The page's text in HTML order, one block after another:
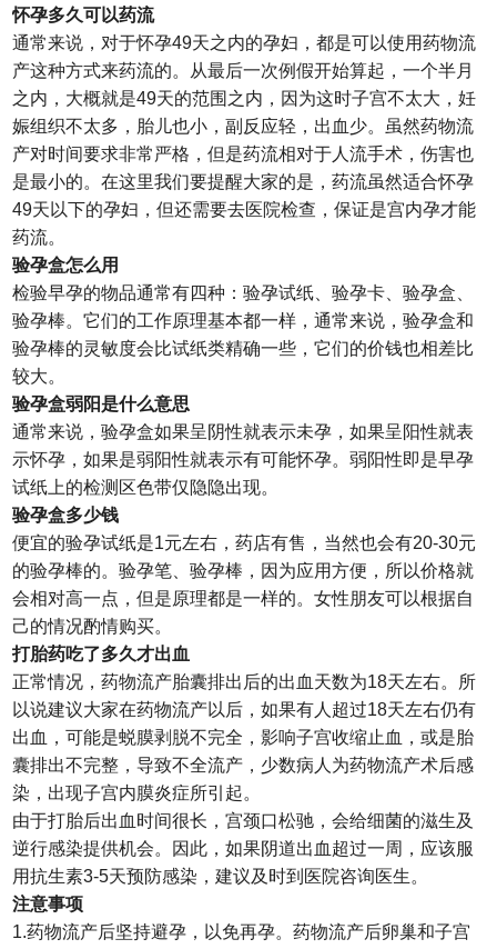
怀孕多久可以药流
通常来说，对于怀孕49天之内的孕妇，都是可以使用药物流
产这种方式来药流的。从最后一次例假开始算起，一个半月
之内，大概就是49天的范围之内，因为这时子宫不太大，妊
娠组织不太多，胎儿也小，副反应轻，出血少。虽然药物流
产对时间要求非常严格，但是药流相对于人流手术，伤害也
是最小的。在这里我们要提醒大家的是，药流虽然适合怀孕
49天以下的孕妇，但还需要去医院检查，保证是宫内孕才能
药流。
验孕盒怎么用
检验早孕的物品通常有四种：验孕试纸、验孕卡、验孕盒、
验孕棒。它们的工作原理基本都一样，通常来说，验孕盒和
验孕棒的灵敏度会比试纸类精确一些，它们的价钱也相差比
较大。
验孕盒弱阳是什么意思
通常来说，验孕盒如果呈阴性就表示未孕，如果呈阳性就表
示怀孕，如果是弱阳性就表示有可能怀孕。弱阳性即是早孕
试纸上的检测区色带仅隐隐出现。
验孕盒多少钱
便宜的验孕试纸是1元左右，药店有售，当然也会有20-30元
的验孕棒的。验孕笔、验孕棒，因为应用方便，所以价格就
会相对高一点，但是原理都是一样的。女性朋友可以根据自
己的情况酌情购买。
打胎药吃了多久才出血
正常情况，药物流产胎囊排出后的出血天数为18天左右。所
以说建议大家在药物流产以后，如果有人超过18天左右仍有
出血，可能是蜕膜剥脱不完全，影响子宫收缩止血，或是胎
囊排出不完整，导致不全流产，少数病人为药物流产术后感
染，出现子宫内膜炎症所引起。
由于打胎后出血时间很长，宫颈口松驰，会给细菌的滋生及
逆行感染提供机会。因此，如果阴道出血超过一周，应该服
用抗生素3-5天预防感染，建议及时到医院咨询医生。
注意事项
1.药物流产后坚持避孕，以免再孕。药物流产后卵巢和子宫